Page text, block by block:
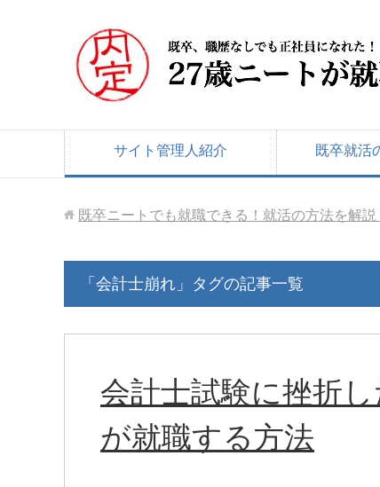
サイト管理人紹介 既卒就活
既卒ニートでも就職できる！就活の方法を解説
「会計士崩れ」タグの記事一覧
会計士試験に挫折
が就職する方法